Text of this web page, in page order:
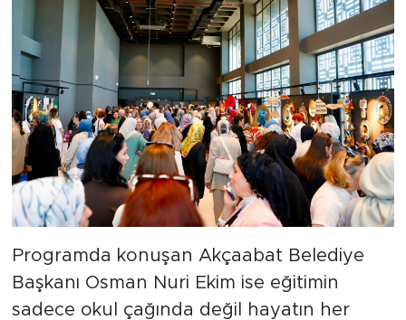
Programda konuşan Akçaabat Belediye
Başkanı Osman Nuri Ekim ise eğitimin
sadece okul çağında değil hayatın her